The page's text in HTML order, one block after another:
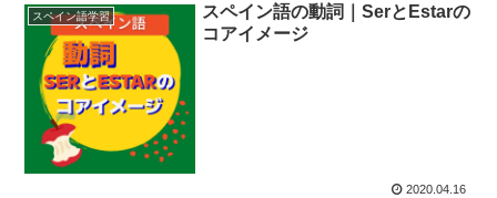
スペイン語学習
スペイン語の動詞｜SerとEstarの
コアイメージ
2020.04.16